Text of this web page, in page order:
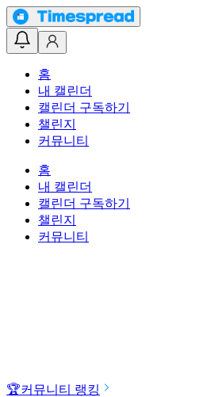
홈
내 캘린더
캘린더 구독하기
챌린지
커뮤니티
홈
내 캘린더
캘린더 구독하기
챌린지
커뮤니티
🏆커뮤니티 랭킹